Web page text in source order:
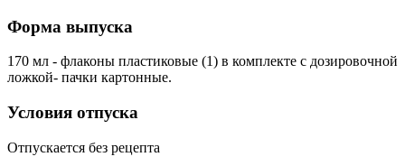
Форма выпуска
170 мл - флаконы пластиковые (1) в комплекте с дозировочной
ложкой- пачки картонные.
Условия отпуска
Отпускается без рецепта